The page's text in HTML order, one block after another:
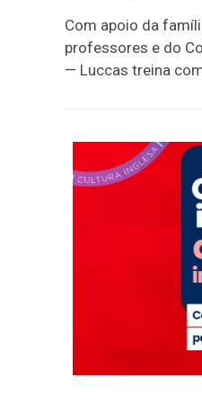
Com apoio da
professores e do
— Luccas treina